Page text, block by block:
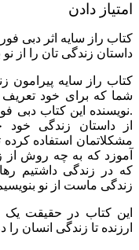
امتیاز دادن
کتاب راز سایه اثر دبی
داستان زندگی تان را از
کتاب راز سایه
شما که برای خود تعریف
.نویسنده این کتاب دبی
از داستان زندگی خود
مشکلاتمان استفاده کرده
آموزد که به چه روش از
که در زندگی داشتیم
زندگی ماست از نو
این کتاب در حقیقت
ارزنده تا زندگی انسان